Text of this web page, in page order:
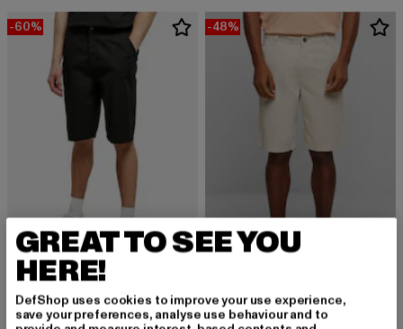
-60%
URBAN CLASSICS
Big
18,00 EUR
Derzeitiger Preis: 18,00 EUR
44,99 EURAktionspreis: 44,99 EUR
-48%
URBAN CLASSICS
GREAT TO SEE YOU
HERE!
DefShop uses cookies to improve your use experience,
save your preferences, analyse use behaviour and to